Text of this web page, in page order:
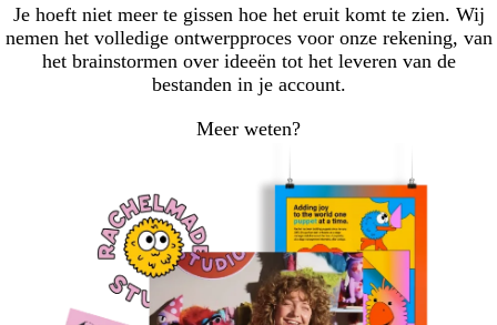
Je hoeft niet meer te gissen hoe het eruit komt te zien. Wij
nemen het volledige ontwerpproces voor onze rekening, van
het brainstormen over ideeën tot het leveren van de
bestanden in je account.
Meer weten?